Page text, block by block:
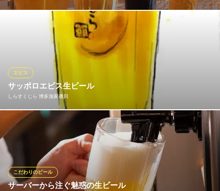
博多駅直結の和食居酒屋
ＪＲ博多駅博多口 徒歩1分
福岡県福岡市博多区博多駅前2-1-1 福岡朝日ビルB2
ドリンクカウンターには プレミアムモルツ 香るエール/サントリ
ー生/カールスバーグ/プレミアムモルツ ブラック(黒) の4種樽生ビ
ールサーバーをご用意しております！
シュラスコ＆ビアレストラン ALEGRIA KITTE 博多店
シュラスコレストラン
ＪＲ博多駅 徒歩1分
福岡県福岡市博多区博多駅中央街9-1 KITTE博多10F
サッポロエビス生ビール
しらすくじら 博多漁家磯貝
エビス
ジョッキ生ビールが1杯￥506（税込） 仕事疲れの皆様にお店か
らの ほんの気持ちですが・・・。 生ビールを飲んで今日の疲れを
癒してください！
しらすくじら 博多漁家磯貝
浜焼き・串揚げ角打ち
サーバーから注ぐ魅惑の生ビール
こだわりのビール